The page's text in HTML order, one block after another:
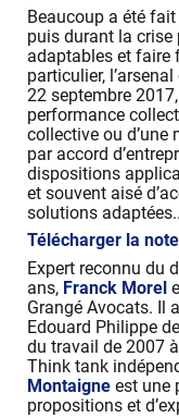
Beaucoup a été
puis durant la crise
adaptables et faire
particulier,
22 septembre
performance
collective ou d’une
par accord
dispositions
et souvent aisé
solutions
Télécharger la
Expert reconnu du
ans, Franck Morel
Grangé Avocats. Il
Edouard Philippe
du travail de 2007
Think tank
Montaigne est une
propositions et